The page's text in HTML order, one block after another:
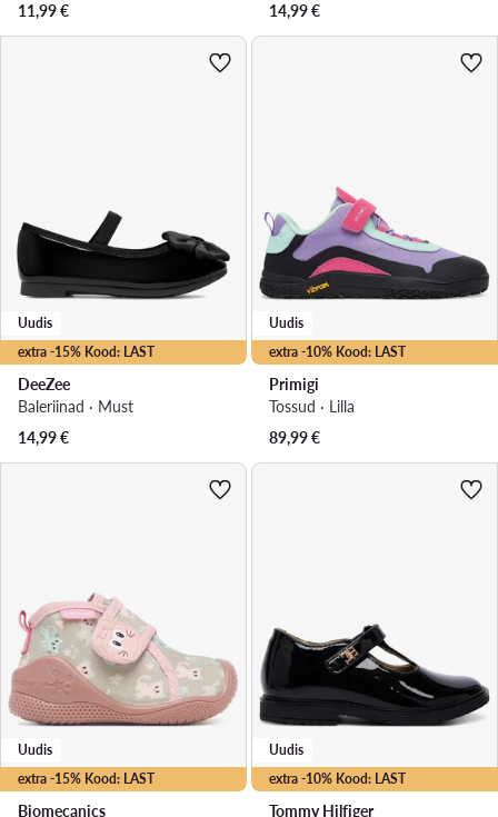
11,99€
14,99€
extra -15% Kood: LAST
Uudis
DeeZee
Baleriinad · Must
14,99€
extra -10% Kood: LAST
Uudis
Primigi
Tossud · Lilla
89,99€
extra -15% Kood: LAST
Uudis
Biomecanics
extra -10% Kood: LAST
Uudis
Tommy Hilfiger